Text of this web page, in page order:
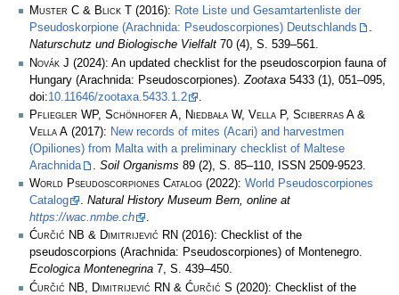
Muster C & Blick T
(2016): Rote Liste und Gesamtartenliste der
Pseudoskorpione (Arachnida: Pseudoscorpiones) Deutschlands
.
Naturschutz und Biologische Vielfalt 70 (4), S. 539–561.
Novák J (2024): An updated checklist for the pseudoscorpion fauna of
Hungary (Arachnida: Pseudoscorpiones). Zootaxa 5433 (1), 051–095,
doi:10.11646/zootaxa.5433.1.2
Pfliegler WP, Schönhofer A, Niedbała W, Vella P, Sciberras A &
Vella A (2017): New records of mites (Acari) and harvestmen
(Opiliones) from Malta with a preliminary checklist of Maltese
Arachnida
Soil Organisms 89 (2), S. 85–110, ISSN 2509-9523.
World Pseudoscorpiones Catalog (2022): World Pseudoscorpiones
Catalog
. Natural History Museum Bern, online at
https://wac.nmbe.ch
.
Ćurčić NB & Dimitrijević RN (2016): Checklist of the
pseudoscorpions (Arachnida: Pseudoscorpiones) of Montenegro.
Ecologica Montenegrina 7, S. 439–450.
Ćurčić NB, Dimitrijević RN & Ćurčić S (2020): Checklist of the